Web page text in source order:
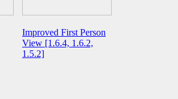
Improved First Person
View [1.6.4, 1.6.2,
1.5.2]